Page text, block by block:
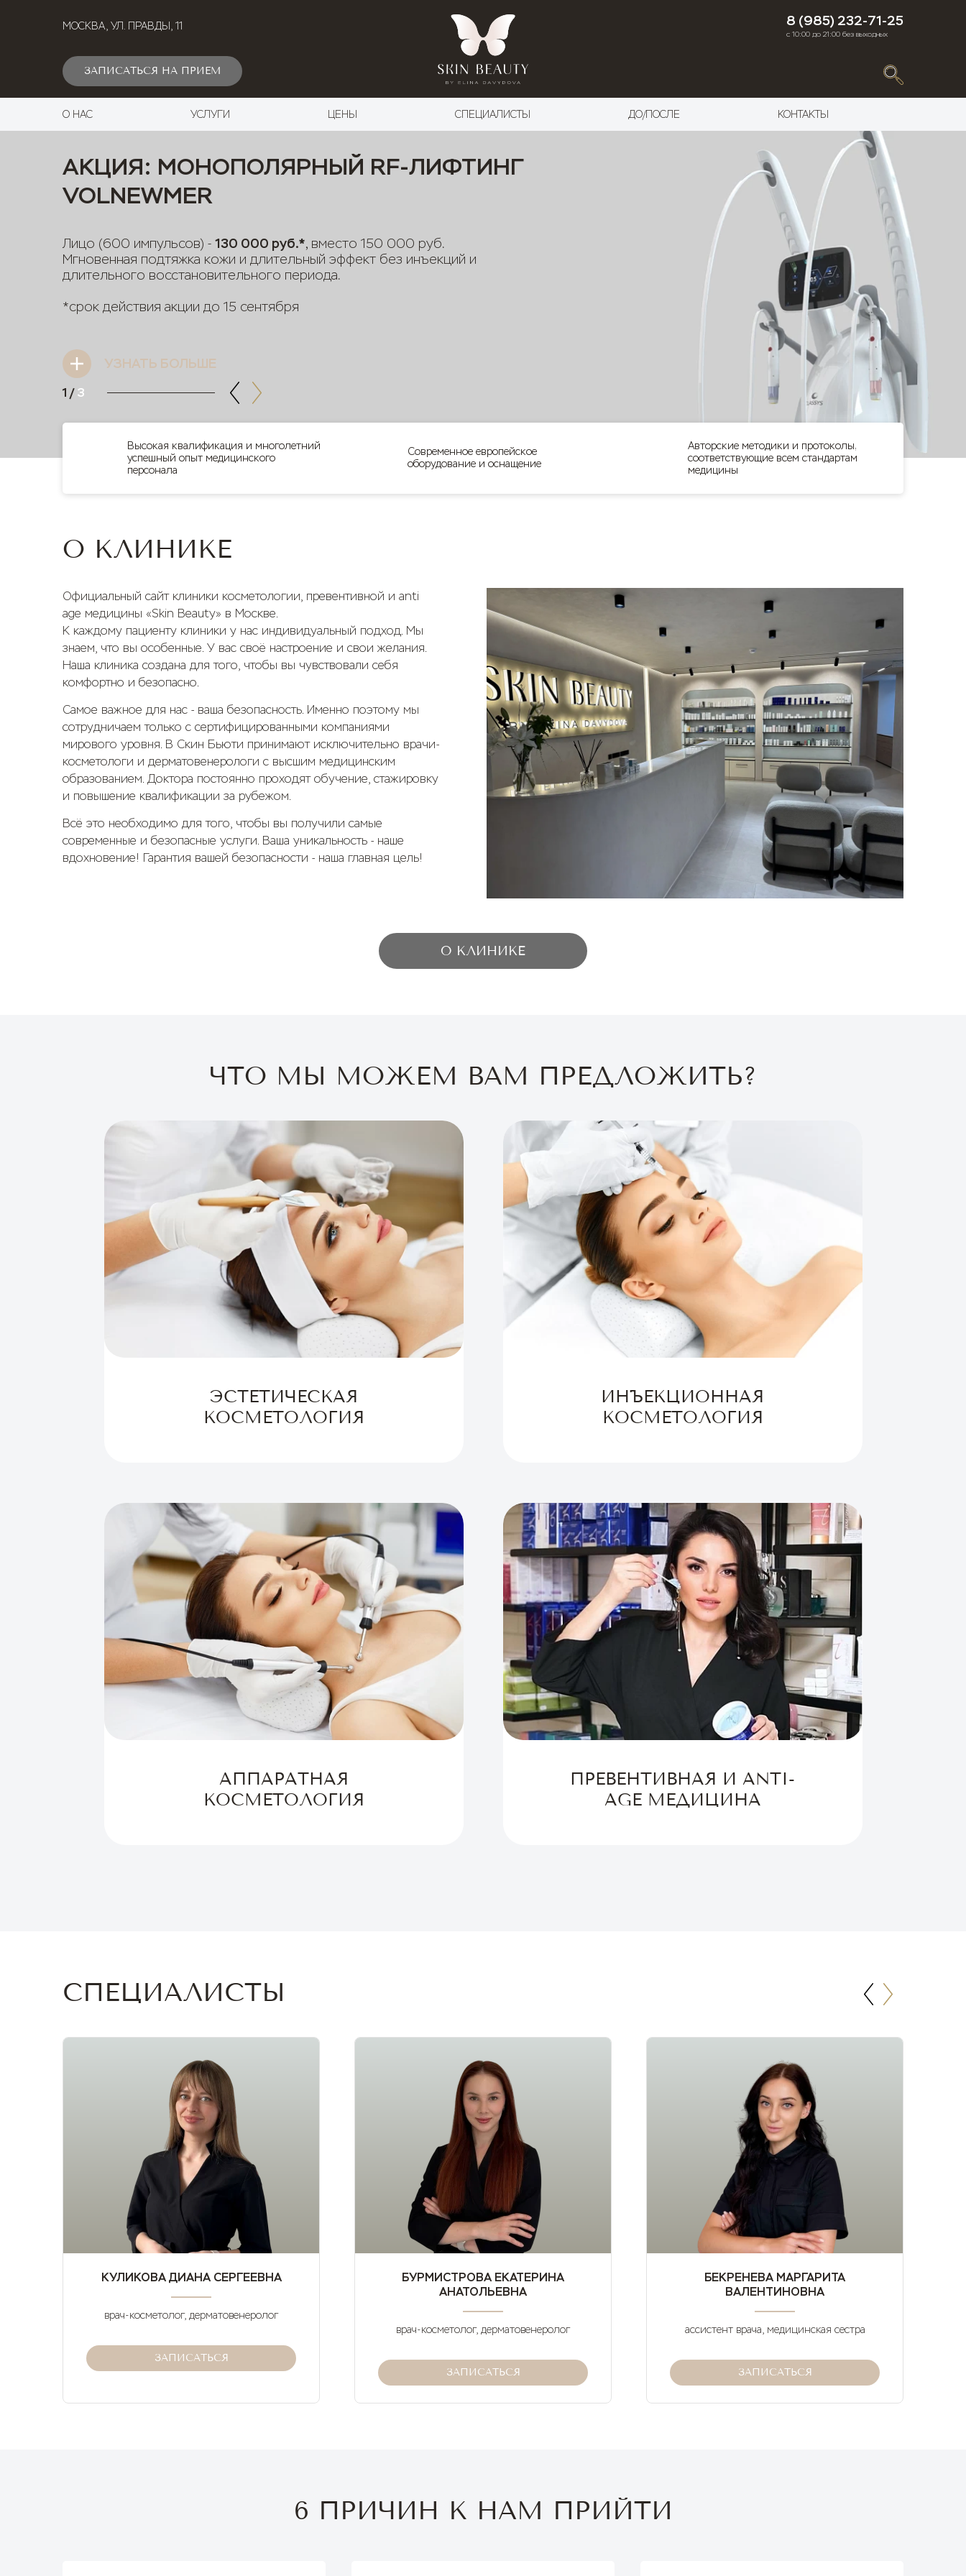
МОСКВА , УЛ. ПРАВДЫ, 11 8 (985) 232-71-25
с 10:00 до 21:00 без выходных
ЗАПИСАТЬСЯ НА ПРИЕМ
О НАС УСЛУГИ ЦЕНЫ СПЕЦИАЛИСТЫ ДО/ПОСЛЕ КОНТАКТЫ
АКЦИЯ: МОНОПОЛЯРНЫЙ RF-ЛИФТИНГ
VOLNEWMER
Лицо (600 импульсов) - 130 000 руб.*, вместо 150 000 руб.
Мгновенная подтяжка кожи и длительный эффект без инъекций и
длительного восстановительного периода.
*срок действия акции до 15 сентября
УЗНАТЬ БОЛЬШЕ
1 /3
Высокая квалификация и многолетний
успешный опыт медицинского
персонала
Современное европейское
оборудование и оснащение
Авторские методики и протоколы,
соответствующие всем стандартам
медицины
О КЛИНИКЕ
Официальный сайт клиники косметологии, превентивной и anti
age медицины «Skin Beauty» в Москве.
К каждому пациенту клиники у нас индивидуальный подход. Мы
знаем, что вы особенные. У вас своё настроение и свои желания.
Наша клиника создана для того, чтобы вы чувствовали себя
комфортно и безопасно.
Самое важное для нас - ваша безопасность. Именно поэтому мы
сотрудничаем только с сертифицированными компаниями
мирового уровня. В Скин Бьюти принимают исключительно врачи-
косметологи и дерматовенерологи с высшим медицинским
образованием. Доктора постоянно проходят обучение, стажировку
и повышение квалификации за рубежом.
Всё это необходимо для того, чтобы вы получили самые
современные и безопасные услуги. Ваша уникальность - наше
вдохновение! Гарантия вашей безопасности - наша главная цель!
О КЛИНИКЕ
ЧТО МЫ МОЖЕМ ВАМ ПРЕДЛОЖИТЬ?
ЭСТЕТИЧЕСКАЯ
КОСМЕТОЛОГИЯ
ИНЪЕКЦИОННАЯ
КОСМЕТОЛОГИЯ
АППАРАТНАЯ
КОСМЕТОЛОГИЯ
ПРЕВЕНТИВНАЯ И ANTI-
AGE МЕДИЦИНА
СПЕЦИАЛИСТЫ
КУЛИКОВА ДИАНА СЕРГЕЕВНА
врач-косметолог, дерматовенеролог
ЗАПИСАТЬСЯ
БУРМИСТРОВА ЕКАТЕРИНА
АНАТОЛЬЕВНА
врач-косметолог, дерматовенеролог
ЗАПИСАТЬСЯ
БЕКРЕНЕВА МАРГАРИТА
ВАЛЕНТИНОВНА
ассистент врача, медицинская сестра
ЗАПИСАТЬСЯ
6 ПРИЧИН К НАМ ПРИЙТИ